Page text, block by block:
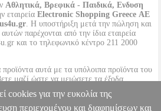
Αθλητικά, Βρεφικά - Παιδικά, Ενδυση
εταιρεία Electronic Shopping Greece ΑΕ
. Η υποστήριξη μετά την πώληση και
παρέχονται από την ίδια εταιρεία
και το τηλεφωνικό κέντρο 211 2000
αυτά με τα υπόλοιπα προϊόντα του
μαζί ώστε να μειώσετε τα έξοδα
να παραλάβετε από οποιοδήποτε eshop
ανεξαρτήτως ύψους παραγγελίας!
cookies για την ευκολία της
περιεχομένου και διαφημίσεων και